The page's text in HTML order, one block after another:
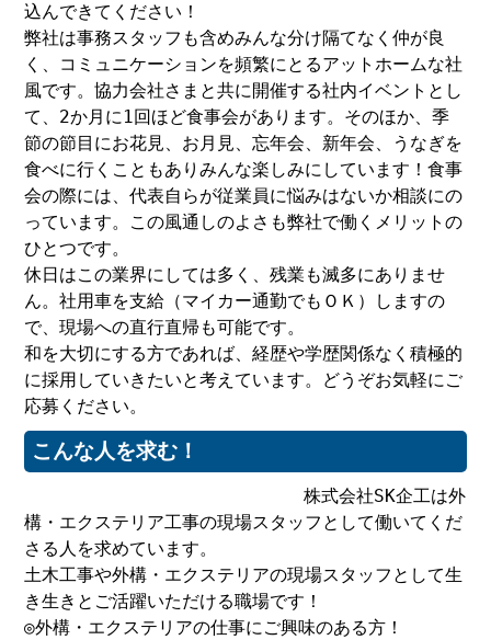
込んできてください！
弊社は事務スタッフも含めみんな分け隔てなく仲が良
く、コミュニケーションを頻繁にとるアットホームな社
風です。協力会社さまと共に開催する社内イベントとし
て、2か月に1回ほど食事会があります。そのほか、季
節の節目にお花見、お月見、忘年会、新年会、うなぎを
食べに行くこともありみんな楽しみにしています！食事
会の際には、代表自らが従業員に悩みはないか相談にの
っています。この風通しのよさも弊社で働くメリットの
ひとつです。
休日はこの業界にしては多く、残業も滅多にありませ
ん。社用車を支給（マイカー通勤でもＯＫ）しますの
で、現場への直行直帰も可能です。
和を大切にする方であれば、経歴や学歴関係なく積極的
に採用していきたいと考えています。どうぞお気軽にご
応募ください。
こんな人を求む！
株式会社SK企工は外
構・エクステリア工事の現場スタッフとして働いてくだ
さる人を求めています。
土木工事や外構・エクステリアの現場スタッフとして生
き生きとご活躍いただける職場です！
◎外構・エクステリアの仕事にご興味のある方！